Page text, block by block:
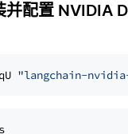
并配置 NVIDIA
"langchain-